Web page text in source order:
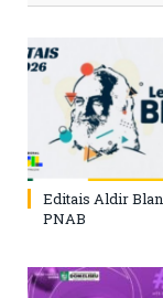
Editais Aldir
PNAB